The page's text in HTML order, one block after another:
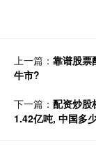
上一篇： 靠谱股票
牛市?
下一篇： 配资炒股
1.42亿吨, 中国多